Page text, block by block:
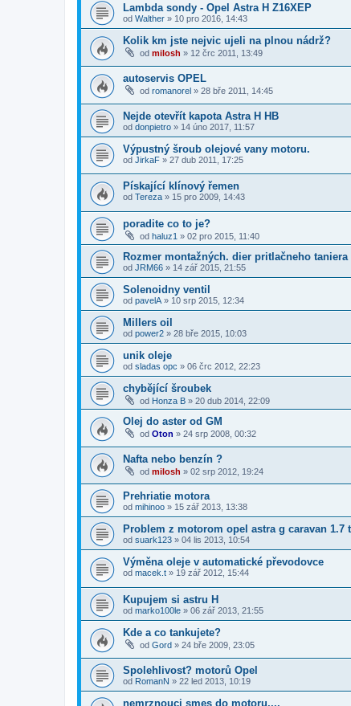
Lambda sondy - Opel Astra H Z16XEP
od Walther » 10 pro 2016, 14:43
Kolik km jste nejvic ujeli na plnou nádrž?
od milosh » 12 črc 2011, 13:49
autoservis OPEL
od romanorel » 28 bře 2011, 14:45
Nejde otevřít kapota Astra H HB
od donpietro » 14 úno 2017, 11:57
Výpustný šroub olejové vany motoru.
od JirkaF » 27 dub 2011, 17:25
Pískající klínový řemen
od Tereza » 15 pro 2009, 14:43
poradite co to je?
od haluz1 » 02 pro 2015, 11:40
Rozmer montažných. dier pritlačneho taniera
od JRM66 » 14 zář 2015, 21:55
Solenoidny ventil
od pavelA » 10 srp 2015, 12:34
Millers oil
od power2 » 28 bře 2015, 10:03
unik oleje
od sladas opc » 06 črc 2012, 22:23
chybějící šroubek
od Honza B » 20 dub 2014, 22:09
Olej do aster od GM
od Oton » 24 srp 2008, 00:32
Nafta nebo benzín ?
od milosh » 02 srp 2012, 19:24
Prehriatie motora
od mihinoo » 15 zář 2013, 13:38
Problem z motorom opel astra g caravan 1.7
od suark123 » 04 lis 2013, 10:54
Výměna oleje v automatické převodovce
od macek.t » 19 zář 2012, 15:44
Kupujem si astru H
od marko100le » 06 zář 2013, 21:55
Kde a co tankujete?
od Gord » 24 bře 2009, 23:05
Spolehlivost? motorů Opel
od RomanN » 22 led 2013, 10:19
nemrznouci smes do motoru,,,,